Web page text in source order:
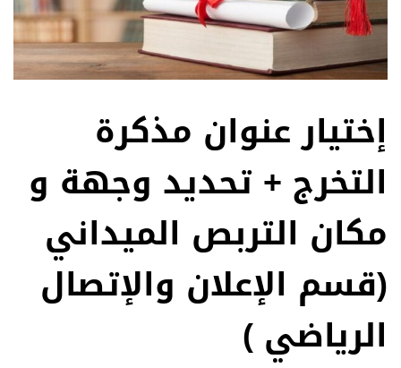
إختيار عنوان مذكرة
التخرج + تحديد وجهة و
مكان التربص الميداني
(قسم الإعلان والإتصال
الرياضي )